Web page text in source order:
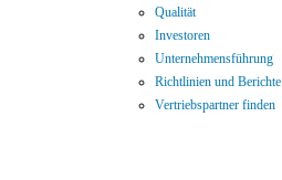
Qualität
Investoren
Unternehmensführung
Richtlinien und Berichte
Vertriebspartner finden